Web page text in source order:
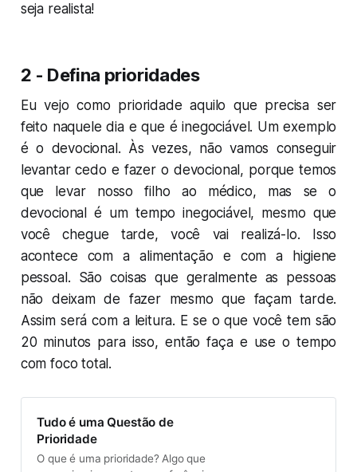
seja realista!
2 - Defina prioridades
Eu vejo como prioridade aquilo que precisa ser
feito naquele dia e que é inegociável. Um exemplo
é o devocional. Às vezes, não vamos conseguir
levantar cedo e fazer o devocional, porque temos
que levar nosso filho ao médico, mas se o
devocional é um tempo inegociável, mesmo que
você chegue tarde, você vai realizá-lo. Isso
acontece com a alimentação e com a higiene
pessoal. São coisas que geralmente as pessoas
não deixam de fazer mesmo que façam tarde.
Assim será com a leitura. E se o que você tem são
20 minutos para isso, então faça e use o tempo
com foco total.
Tudo é uma Questão de
Prioridade
O que é uma prioridade? Algo que